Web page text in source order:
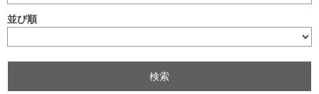
並び順